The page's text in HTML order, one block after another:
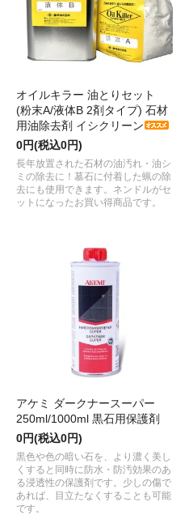
オイルキラー 油とりセット
(粉末A/液体B 2剤タイプ) 石材
用油除去剤 イシクリーン
0円(税込0円)
長年放置された石材の油汚れ・油シ
ミの除去に！墓石に付着した蝋の除
去にも使用できます。ネンドルがセ
ットになったお買い得商品です。
アケミ ダークナースーパー
250ml/1000ml 黒石用保護剤
0円(税込0円)
黒色や色の暗い石を、より濃く美し
くすると同時に防水・防汚効果のあ
る浸透性の保護剤です。少しの傷で
あれば、目立たなくすることも可能
です。